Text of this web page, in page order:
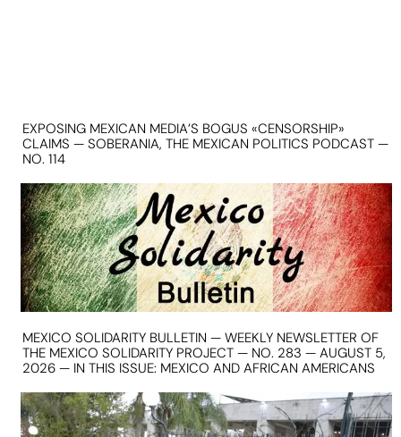
EXPOSING MEXICAN MEDIA’S BOGUS «CENSORSHIP»
CLAIMS — SOBERANIA, THE MEXICAN POLITICS PODCAST —
NO. 114
MEXICO SOLIDARITY BULLETIN — WEEKLY NEWSLETTER OF
THE MEXICO SOLIDARITY PROJECT — NO. 283 — AUGUST 5,
2026 — IN THIS ISSUE: MEXICO AND AFRICAN AMERICANS